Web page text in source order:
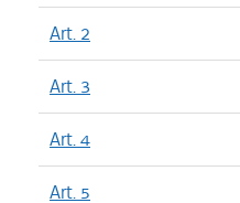
Art. 2
Art. 3
Art. 4
Art. 5